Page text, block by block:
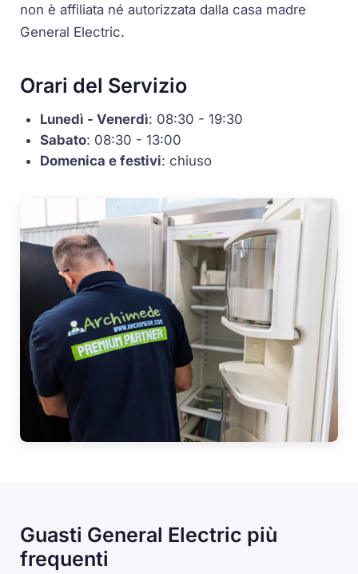
non è affiliata né autorizzata dalla casa madre
General Electric.
Orari del Servizio
Lunedì - Venerdì: 08:30 - 19:30
Sabato: 08:30 - 13:00
Domenica e festivi: chiuso
Guasti General Electric più
frequenti